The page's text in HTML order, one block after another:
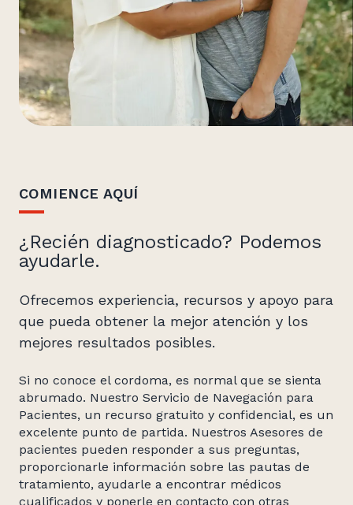
COMIENCE AQUÍ
¿Recién diagnosticado? Podemos
ayudarle.
Ofrecemos experiencia, recursos y apoyo para
que pueda obtener la mejor atención y los
mejores resultados posibles.
Si no conoce el cordoma, es normal que se sienta
abrumado. Nuestro Servicio de Navegación para
Pacientes, un recurso gratuito y confidencial, es un
excelente punto de partida. Nuestros Asesores de
pacientes pueden responder a sus preguntas,
proporcionarle información sobre las pautas de
tratamiento, ayudarle a encontrar médicos
cualificados y ponerle en contacto con otras